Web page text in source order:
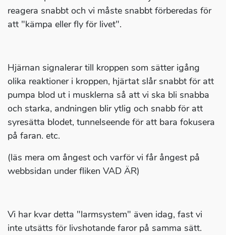
reagera snabbt och vi måste snabbt förberedas för
att "kämpa eller fly för livet".
Hjärnan signalerar till kroppen som sätter igång
olika reaktioner i kroppen, hjärtat slår snabbt för att
pumpa blod ut i musklerna så att vi ska bli snabba
och starka, andningen blir ytlig och snabb för att
syresätta blodet, tunnelseende för att bara fokusera
på faran. etc.
(läs mera om ångest och varför vi får ångest på
webbsidan under fliken VAD ÄR)
Vi har kvar detta "larmsystem" även idag, fast vi
inte utsätts för livshotande faror på samma sätt.